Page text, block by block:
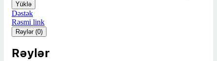
Yüklə
Dəstək
Rəsmi link
Rəylər (0)
Rəylər